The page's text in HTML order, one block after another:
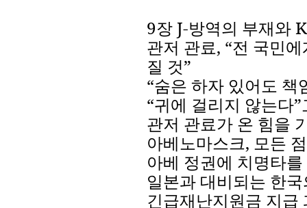
9장 J-방역의 부재와
관저 관료, “전 국민에
질 것”
“숨은 하자 있어도 책
“귀에 걸리지 않는다”
관저 관료가 온 힘을
아베노마스크, 모든
아베 정권에 치명타를
일본과 대비되는 한
긴급재난지원금 지급